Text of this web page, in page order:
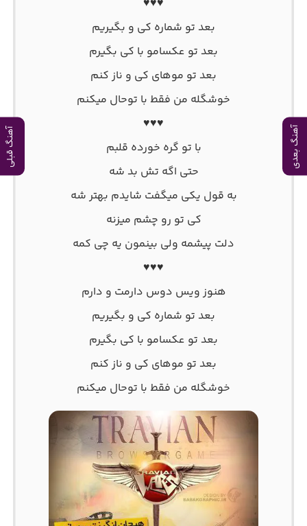
آهنگ بعدی آهنگ قبلی
♥♥♥
بعد تو شماره کی و بگیریم
بعد تو عکسامو با کی بگیرم
بعد تو موهای کی و ناز کنم
خوشگله من فقط با توحال میکنم
♥♥♥
با تو گره خورده قلبم
حتی اگه تش بد شه
به قول یکی میگفت شایدم بهتر شه
کی تو رو چشم میزنه
دلت پیشمه ولی بینمون یه چی کمه
♥♥♥
هنوز ویس دوس دارمت و دارم
بعد تو شماره کی و بگیریم
بعد تو عکسامو با کی بگیرم
بعد تو موهای کی و ناز کنم
خوشگله من فقط با توحال میکنم